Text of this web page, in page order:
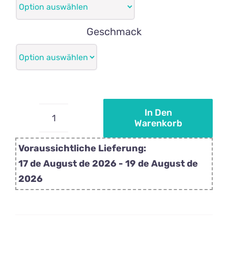
Geschmack
Personalisierte
Babyparty-
Mischung
rosa
In Den
Warenkorb
Voraussichtliche Lieferung:
17 de August de 2026 - 19 de August de
2026